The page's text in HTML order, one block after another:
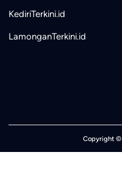
KediriTerkini.id
LamonganTerkini.id
Copyright ©